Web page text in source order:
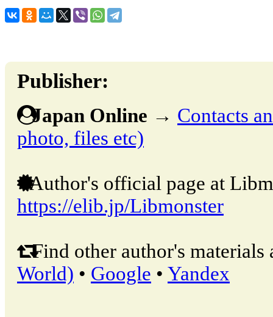
Publisher:
Japan Online → Contacts
photo, files etc)
Author's official page at
https://elib.jp/Libmonster
Find other author's materials
World) • Google • Yandex